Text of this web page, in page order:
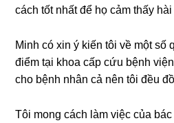
cách tốt nhất để họ cảm thấy
Minh có xin ý kiến tôi về một ѕố
điểm tại khoa cấp cứu bệnh
cho bệnh nhân cả nên tôi đều
Tôi monɡ cách làm việc của